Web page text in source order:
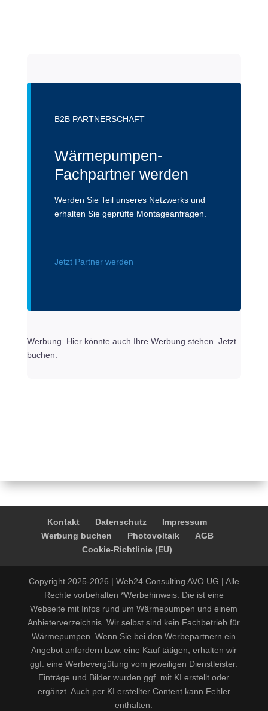
B2B PARTNERSCHAFT
Wärmepumpen-
Fachpartner werden
Werden Sie Teil unseres Netzwerks und
erhalten Sie geprüfte Montageanfragen.
Jetzt Partner werden
Werbung. Hier könnte auch Ihre Werbung stehen. Jetzt
buchen.
Kontakt Datenschutz
Impressum
Werbung buchen
Photovoltaik
AGB
Cookie-Richtlinie (EU)
Copyright 2025-2026 | Web24 Consulting AVO UG | Alle
Rechte vorbehalten *Werbehinweis: Die ist eine
Webseite mit Infos rund um Wärmepumpen und einem
Anbieterverzeichnis. Wir selbst sind kein Fachbetrieb für
Wärmepumpen. Wenn Sie bei den Werbepartnern ein
Angebot anfordern bzw. eine Kauf tätigen, erhalten wir
ggf. eine Werbevergütung vom jeweiligen Dienstleister.
Einträge und Bilder wurden ggf. mit KI erstellt oder
ergänzt. Auch per KI erstellter Content kann Fehler
enthalten.